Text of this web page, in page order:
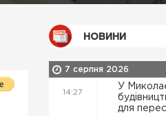
НОВИНИ
7 серпня 2026
14:27
У
для